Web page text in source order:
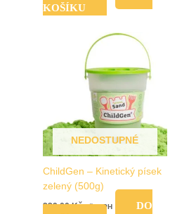
KOŠÍKU
NEDOSTUPNÉ
ChildGen – Kinetický písek
zelený (500g)
239,00Kč vč. DPH
DO